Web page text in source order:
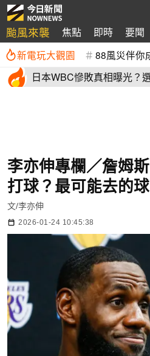
颱風來襲 焦點 即時 要聞
新電玩大觀園 88風災伴你
日本WBC慘敗真相曝光
李亦伸專欄／詹姆
打球？最可能去的
文/李亦伸
2026-01-24 10:45:38